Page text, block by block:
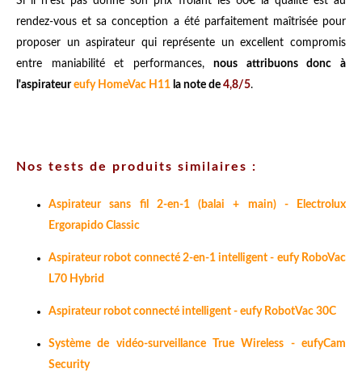
rendez-vous et sa conception a été parfaitement maîtrisée pour
proposer un aspirateur qui représente un excellent compromis
entre maniabilité et performances,nous attribuons donc à
l'aspirateureufy HomeVac H11 la note de 4,8/5.
Nos tests de produits similaires :
Aspirateur sans fil 2-en-1 (balai + main) - Electrolux
Ergorapido Classic
Aspirateur robot connecté 2-en-1 intelligent - eufy RoboVac
L70 Hybrid
Aspirateur robot connecté intelligent - eufy RobotVac 30C
Système de vidéo-surveillance True Wireless - eufyCam
Security